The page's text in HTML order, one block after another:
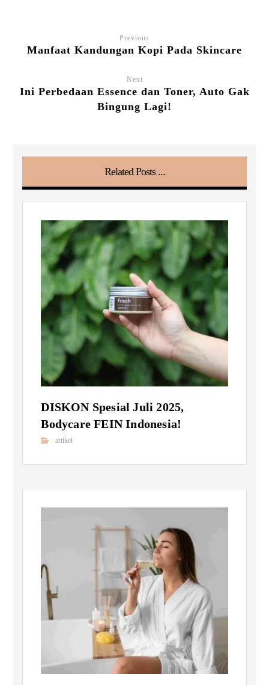
Previous
Manfaat Kandungan Kopi Pada Skincare
Next
Ini Perbedaan Essence dan Toner, Auto Gak
Bingung Lagi!
Related Posts ...
DISKON Spesial Juli 2025,
Bodycare FEIN Indonesia!
artikel